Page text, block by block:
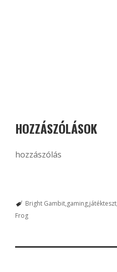
HOZZÁSZÓLÁSOK
hozzászólás
Bright Gambit gaming játékteszt
Frog